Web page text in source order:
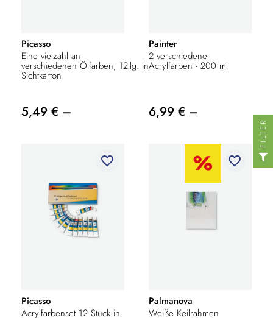
Picasso
Eine vielzahl an
verschiedenen Ölfarben, 12tlg. in
Sichtkarton
5,49 € –
Painter
2 verschiedene
Acrylfarben - 200 ml
6,99 € –
favorite_border
Picasso
Acrylfarbenset 12 Stück in
favorite_border
Palmanova
Weiße Keilrahmen
FILTER